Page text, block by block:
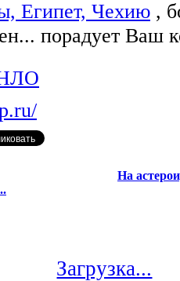
Египет, Чехию ,
порадует Ваш
На
Загрузка...